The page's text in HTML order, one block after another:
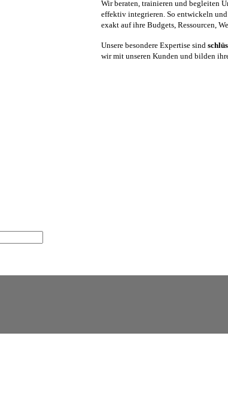
Wir beraten, trainieren und begleiten
effektiv integrieren. So entwickeln
exakt auf ihre Budgets, Ressourcen,
Unsere besondere Expertise sind
wir mit unseren Kunden und bilden